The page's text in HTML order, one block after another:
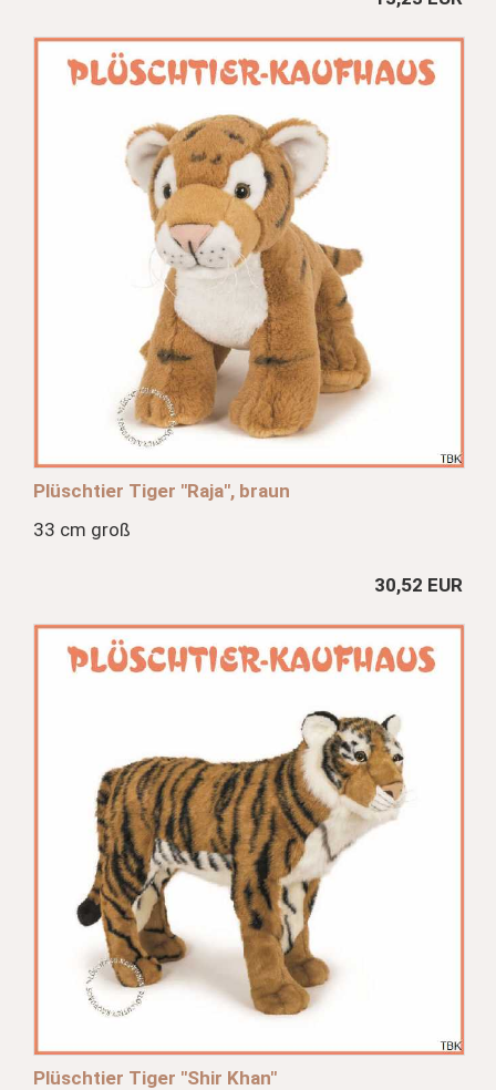
Plüschtier Tiger "Raja", braun
33 cm groß
30,52 EUR
Plüschtier Tiger "Shir Khan"